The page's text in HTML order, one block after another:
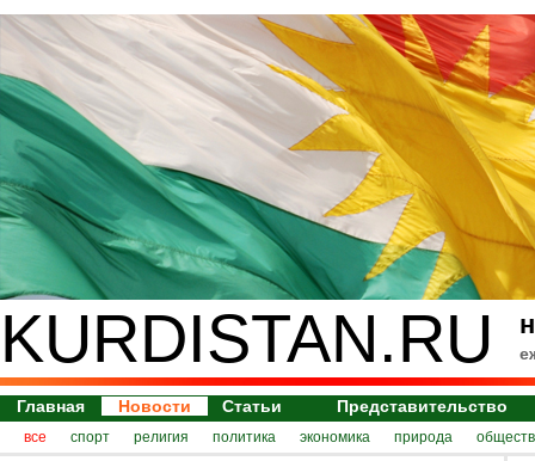
KURDISTAN.RU
Главная Новости Статьи Представительство
все спорт религия политика экономика природа